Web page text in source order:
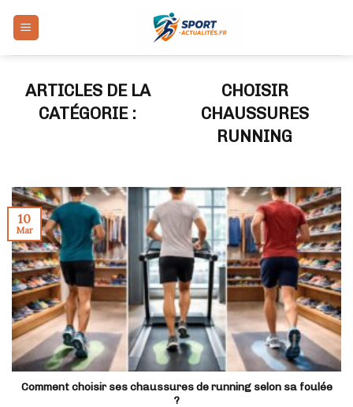
CHOISIR
CHAUSSURES
RUNNING
Comment choisir ses chaussures de running selon sa foulée
?
10
Mar